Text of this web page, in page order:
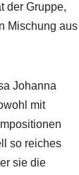
der Gruppe,
Mischung aus
Johanna
mit
so reiches
sie die